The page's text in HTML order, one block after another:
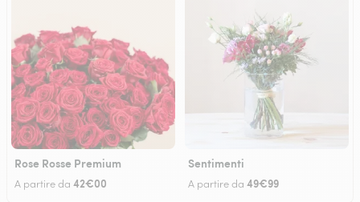
Rose Rosse Premium
A partire da 42€00
Sentimenti
A partire da 49€99